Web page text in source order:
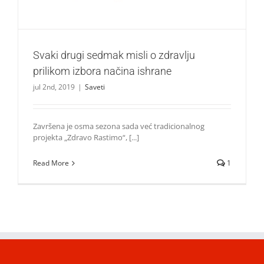
Svaki drugi sedmak misli o zdravlju
prilikom izbora načina ishrane
jul 2nd, 2019 | Saveti
Završena je osma sezona sada već tradicionalnog
projekta „Zdravo Rastimo“, [...]
Read More 1